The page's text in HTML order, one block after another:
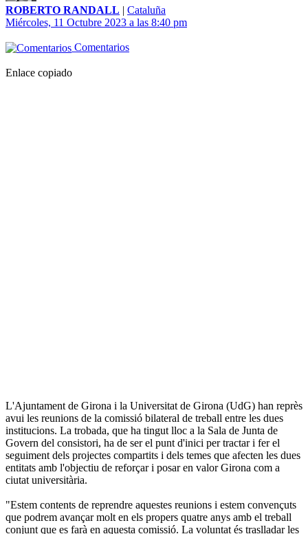
ROBERTO RANDALL | Cataluña
Miércoles, 11 Octubre 2023 a las 8:40 pm
Comentarios
Enlace copiado
L'Ajuntament de Girona i la Universitat de Girona (UdG) han reprès
avui les reunions de la comissió bilateral de treball entre les dues
institucions. La trobada, que ha tingut lloc a la Sala de Junta de
Govern del consistori, ha de ser el punt d'inici per tractar i fer el
seguiment dels projectes compartits i dels temes que afecten les dues
entitats amb l'objectiu de reforçar i posar en valor Girona com a
ciutat universitària.
"Estem contents de reprendre aquestes reunions i estem convençuts
que podrem avançar molt en els propers quatre anys amb el treball
conjunt que es farà en aquesta comissió. La voluntat és traslladar les